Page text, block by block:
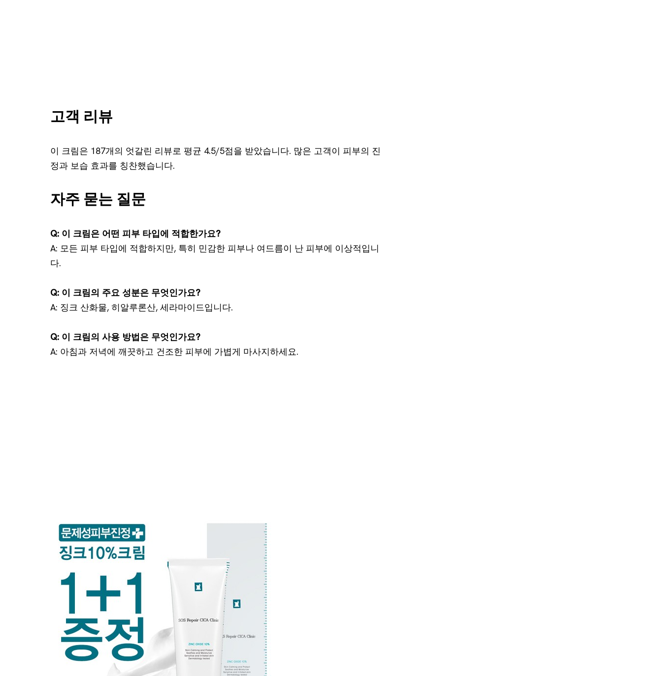
고객 리뷰
이 크림은 187개의 엇갈린 리뷰로 평균 4.5/5점을 받았습니다. 많은 고객이 피부의 진
정과 보습 효과를 칭찬했습니다.
자주 묻는 질문
Q: 이 크림은 어떤 피부 타입에 적합한가요?
A: 모든 피부 타입에 적합하지만, 특히 민감한 피부나 여드름이 난 피부에 이상적입니
다.
Q: 이 크림의 주요 성분은 무엇인가요?
A: 징크 산화물, 히알루론산, 세라마이드입니다.
Q: 이 크림의 사용 방법은 무엇인가요?
A: 아침과 저녁에 깨끗하고 건조한 피부에 가볍게 마사지하세요.